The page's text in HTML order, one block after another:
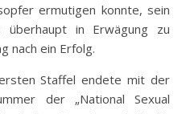
ermutigen konnte, sein
überhaupt in Erwägung zu
nach ein Erfolg.
Staffel endete mit der
der „National Sexual